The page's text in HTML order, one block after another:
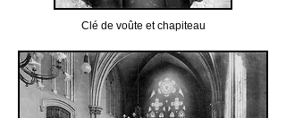
Clé de voûte et chapiteau